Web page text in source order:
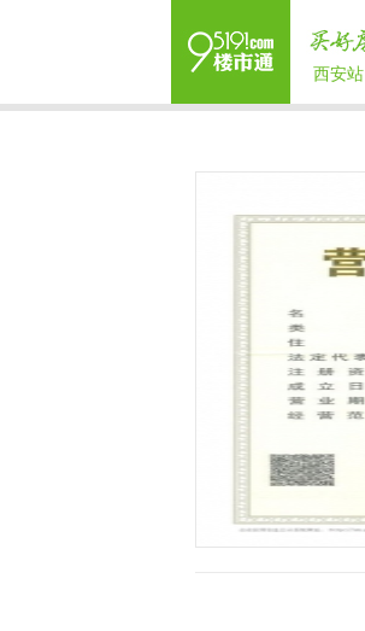
西安站